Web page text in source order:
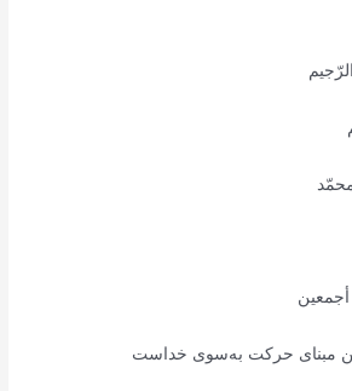
أجمعین
مبنای حرکت به‌سوی خداست